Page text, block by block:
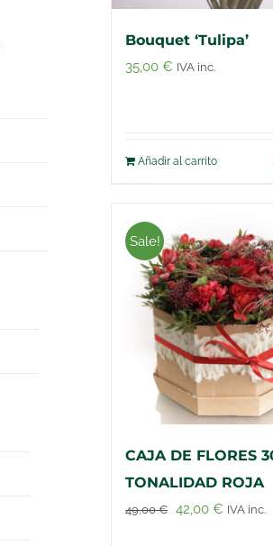
Bouquet ‘Tulipa’
35,00 € IVA inc.
Añadir al carrito
Sale!
CAJA DE FLORES
TONALIDAD ROJA
49,00€ El
42,00 € El
IVA inc.